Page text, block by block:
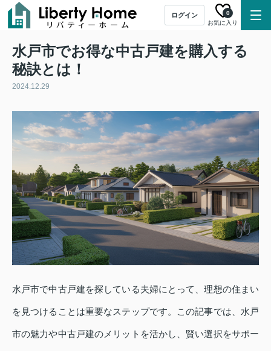
ログイン
お気に入り
0
水戸市でお得な中古戸建を購入する
秘訣とは！
2024.12.29
水戸市で中古戸建を探している夫婦にとって、理想の住まい
を見つけることは重要なステップです。この記事では、水戸
市の魅力や中古戸建のメリットを活かし、賢い選択をサポー